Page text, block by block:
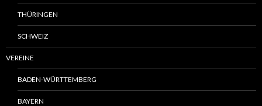
THÜRINGEN
SCHWEIZ
VEREINE
BADEN-WÜRTTEMBERG
BAYERN